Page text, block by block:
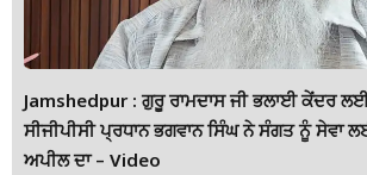
Jamshedpur : ਗੁਰੂ ਰਾਮਦਾਸ ਜੀ ਭਲਾਈ ਕੇਂਦਰ
ਸੀਜੀਪੀਸੀ ਪ੍ਰਧਾਨ ਭਗਵਾਨ ਸਿੰਘ ਨੇ ਸੰਗਤ ਨੂੰ ਸੇਵਾ
ਅਪੀਲ ਦਾ – Video